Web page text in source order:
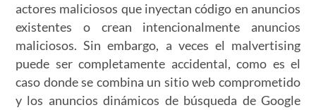
actores maliciosos que inyectan código en anuncios
existentes o crean intencionalmente anuncios
maliciosos. Sin embargo, a veces el malvertising
puede ser completamente accidental, como es el
caso donde se combina un sitio web comprometido
y los anuncios dinámicos de búsqueda de Google